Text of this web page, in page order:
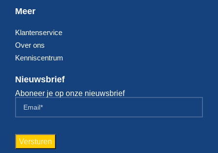
Meer
Klantenservice
Over ons
Kenniscentrum
Nieuwsbrief
Aboneer je op onze nieuwsbrief